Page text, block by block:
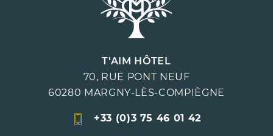
T'AIM HÔTEL
70, RUE PONT NEUF
60280 MARGNY-LÈS-COMPIÈGNE
+33 (0)3 75 46 01 42